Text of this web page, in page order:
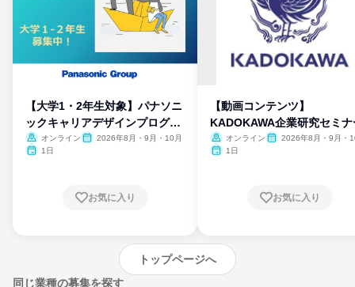
【大学1・2年生対象】パナソニ
ックキャリアデザインプログラ
ム
オンライン
2026年8月・9月・10月
1日
お気に入り
【動画コンテンツ】
KADOKAWA企業研究セミナ
オンライン
2026年8月・9月・
1日
お気に入り
トップページへ
同じ業種の募集を探す